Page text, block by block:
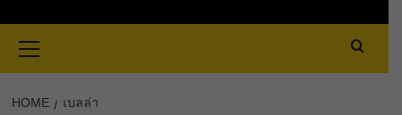
Menu
HOME เบลล่า